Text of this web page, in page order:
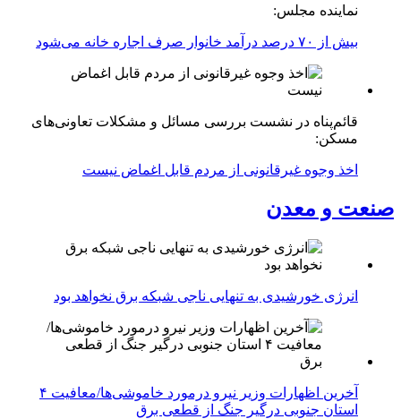
نماینده مجلس:
بیش از ۷۰ درصد درآمد خانوار صرف اجاره خانه می‌شود
قائم‌پناه در نشست بررسی مسائل و مشکلات تعاونی‌های
مسکن:
اخذ وجوه غیرقانونی از مردم قابل اغماض نیست
صنعت و معدن
انرژی خورشیدی به تنهایی ناجی شبکه برق نخواهد بود
آخرین اظهارات وزیر نیرو درمورد خاموشی‌ها/معافیت ۴
استان جنوبی درگیر جنگ از قطعی برق